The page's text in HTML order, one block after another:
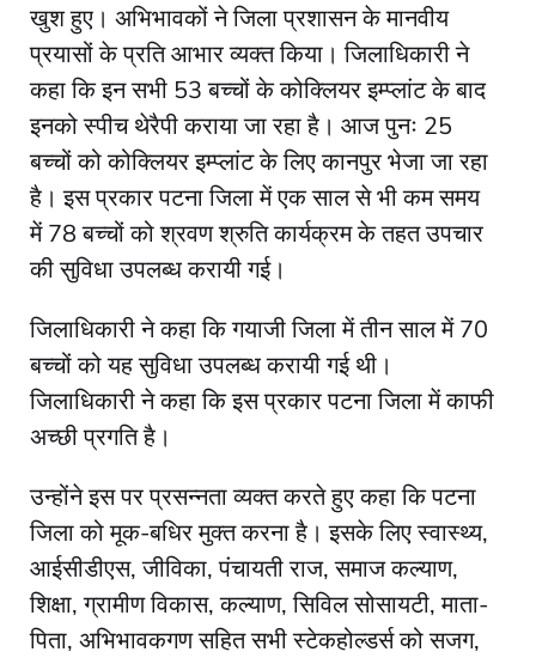
खुश हुए। अभिभावकों ने जिला प्रशासन के मानवीय
प्रयासों के प्रति आभार व्यक्त किया। जिलाधिकारी ने
कहा कि इन सभी 53 बच्चों के कोक्लियर इम्प्लांट के बाद
इनको स्पीच थेरैपी कराया जा रहा है। आज पुनः 25
बच्चों को कोक्लियर इम्प्लांट के लिए कानपुर भेजा जा रहा
है। इस प्रकार पटना जिला में एक साल से भी कम समय
में 78 बच्चों को श्रवण श्रुति कार्यक्रम के तहत उपचार
की सुविधा उपलब्ध करायी गई।
जिलाधिकारी ने कहा कि गयाजी जिला में तीन साल में 70
बच्चों को यह सुविधा उपलब्ध करायी गई थी।
जिलाधिकारी ने कहा कि इस प्रकार पटना जिला में काफी
अच्छी प्रगति है।
उन्होंने इस पर प्रसन्नता व्यक्त करते हुए कहा कि पटना
जिला को मूक-बधिर मुक्त करना है। इसके लिए स्वास्थ्य,
आईसीडीएस, जीविका, पंचायती राज, समाज कल्याण,
शिक्षा, ग्रामीण विकास, कल्याण, सिविल सोसायटी, माता-
पिता, अभिभावकगण सहित सभी स्टेकहोल्डर्स को सजग,